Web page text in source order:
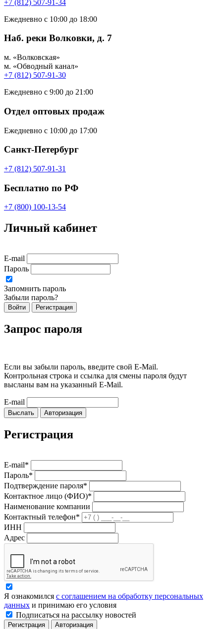
+7 (812) 507-91-34
Ежедневно с 10:00 до 18:00
Наб. реки Волковки, д. 7
м. «Волковская»
м. «Обводный канал»
+7 (812) 507-91-30
Ежедневно с 9:00 до 21:00
Отдел оптовых продаж
Ежедневно с 10:00 до 17:00
Санкт-Петербург
+7 (812) 507-91-31
Бесплатно по РФ
+7 (800) 100-13-54
Личный кабинет
E-mail
Пароль
Запомнить пароль
Забыли пароль?
Войти Регистрация
Запрос пароля
Если вы забыли пароль, введите свой E-Mail.
Контрольная строка и ссылка для смены пароля будут
высланы вам на указанный E-Mail.
E-mail
Выслать Авторизация
Регистрация
E-mail*
Пароль*
Подтверждение пароля*
Контактное лицо (ФИО)*
Наименование компании
Контактный телефон*
ИНН
Адрес
Я ознакомился с соглашением на обработку персональных
данных и принимаю его условия
Подписаться на рассылку новостей
Регистрация Авторизация